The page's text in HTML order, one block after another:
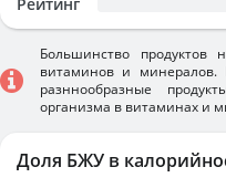
Большинство
витаминов и минералов.
разннообразные
организма в витаминах и
Доля БЖУ в